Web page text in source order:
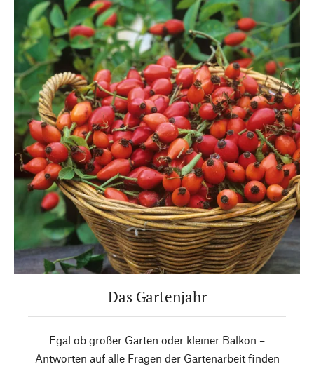
Das Gartenjahr
Egal ob großer Garten oder kleiner Balkon –
Antworten auf alle Fragen der Gartenarbeit finden